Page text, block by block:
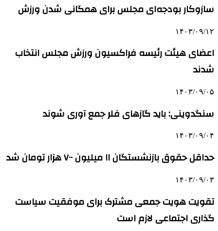
سازوکار بودجه‌ای مجلس برای همگانی شدن ورزش
۱۴۰۳/۰۹/۱۲
اعضای هیئت رئیسه فراکسیون ورزش مجلس انتخاب
شدند
۱۴۰۳/۰۹/۰۵
سنگدوینی: باید گازهای فلر جمع آوری شوند
۱۴۰۳/۰۹/۰۴
حداقل حقوق بازنشستگان ۱۱ میلیون ۷۰۰ هزار تومان شد
۱۴۰۳/۰۹/۰۳
تقویت هویت جمعی مشترک برای موفقیت سیاست
گذاری اجتماعی لازم است